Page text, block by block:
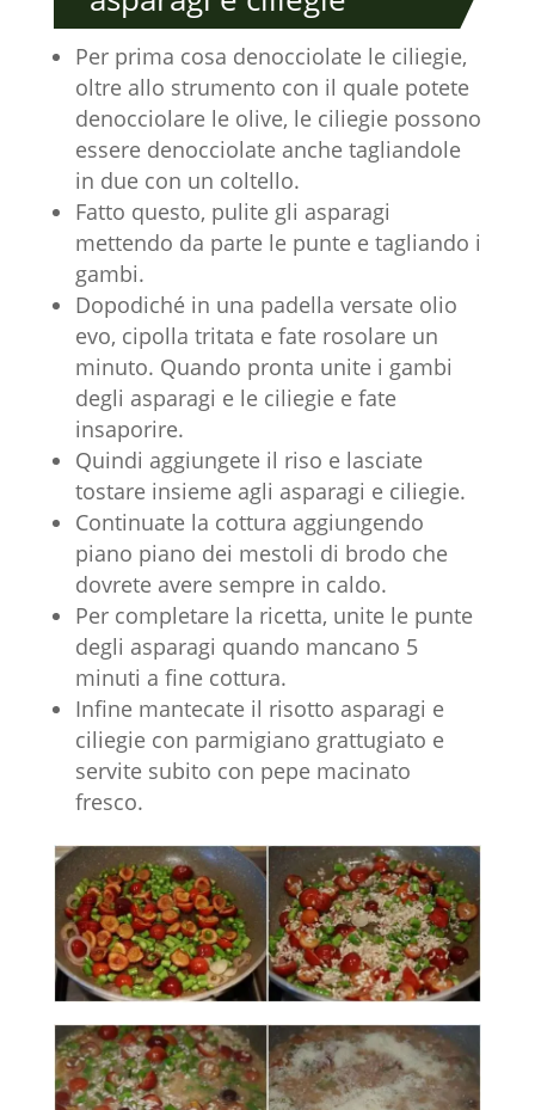
Per prima cosa denocciolate le ciliegie,
oltre allo strumento con il quale potete
denocciolare le olive, le ciliegie possono
essere denocciolate anche tagliandole
in due con un coltello.
Fatto questo, pulite gli asparagi
mettendo da parte le punte e tagliando i
gambi.
Dopodiché in una padella versate olio
evo, cipolla tritata e fate rosolare un
minuto. Quando pronta unite i gambi
degli asparagi e le ciliegie e fate
insaporire.
Quindi aggiungete il riso e lasciate
tostare insieme agli asparagi e ciliegie.
Continuate la cottura aggiungendo
piano piano dei mestoli di brodo che
dovrete avere sempre in caldo.
Per completare la ricetta, unite le punte
degli asparagi quando mancano 5
minuti a fine cottura.
Infine mantecate il risotto asparagi e
ciliegie con parmigiano grattugiato e
servite subito con pepe macinato
fresco.